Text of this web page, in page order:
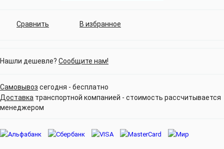
Сравнить В избранное
Нашли дешевле? Сообщите нам!
Самовывоз сегодня - бесплатно
Доставка транспортной компанией - стоимость рассчитывается
менеджером